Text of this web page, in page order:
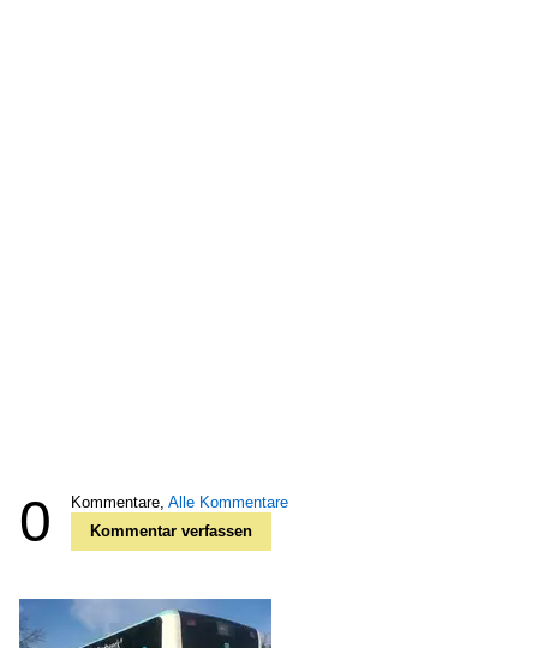
0 Kommentare, Alle Kommentare
Kommentar verfassen